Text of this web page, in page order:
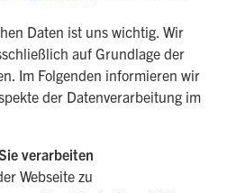
Daten ist uns wichtig. Wir
auf Grundlage der
Im Folgenden informieren wir
der Datenverarbeitung im
verarbeiten
Webseite zu